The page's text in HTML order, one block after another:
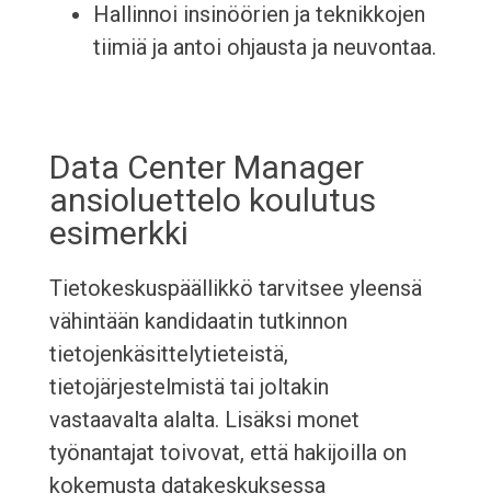
Hallinnoi insinöörien ja teknikkojen
tiimiä ja antoi ohjausta ja neuvontaa.
Data Center Manager
ansioluettelo koulutus
esimerkki
Tietokeskuspäällikkö tarvitsee yleensä
vähintään kandidaatin tutkinnon
tietojenkäsittelytieteistä,
tietojärjestelmistä tai joltakin
vastaavalta alalta. Lisäksi monet
työnantajat toivovat, että hakijoilla on
kokemusta datakeskuksessa